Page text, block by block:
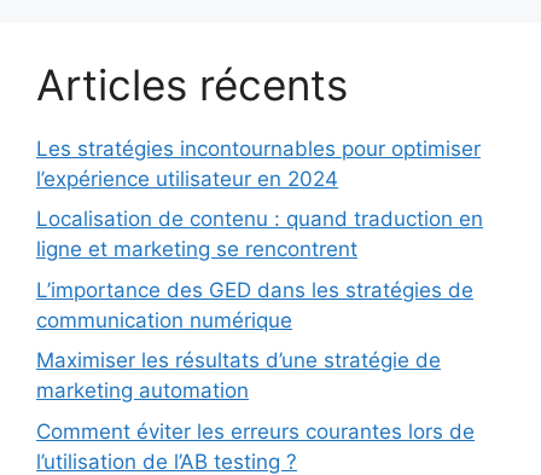
Articles récents
Les stratégies incontournables pour optimiser
l’expérience utilisateur en 2024
Localisation de contenu : quand traduction en
ligne et marketing se rencontrent
L’importance des GED dans les stratégies de
communication numérique
Maximiser les résultats d’une stratégie de
marketing automation
Comment éviter les erreurs courantes lors de
l’utilisation de l’AB testing ?